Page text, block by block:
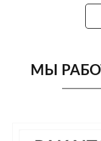
МЫ